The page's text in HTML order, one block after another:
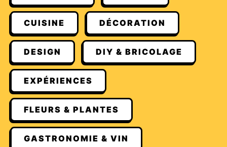
CUISINE DÉCORATION
DESIGN DIY & BRICOLAGE
EXPÉRIENCES
FLEURS & PLANTES
GASTRONOMIE & VIN